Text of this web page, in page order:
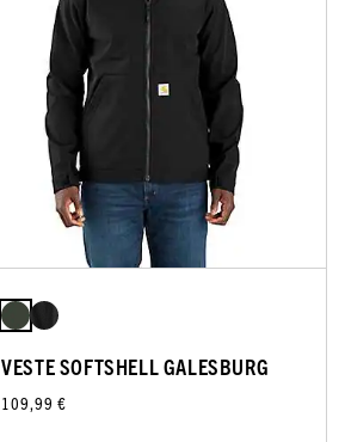
VESTE SOFTSHELL GALESBURG
109,99 €